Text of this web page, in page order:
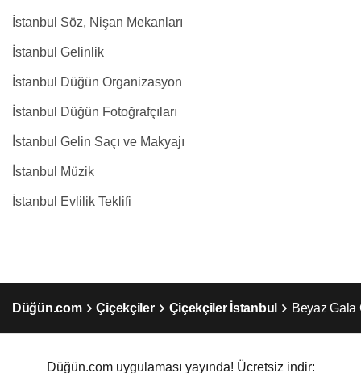
İstanbul Söz, Nişan Mekanları
İstanbul Gelinlik
İstanbul Düğün Organizasyon
İstanbul Düğün Fotoğrafçıları
İstanbul Gelin Saçı ve Makyajı
İstanbul Müzik
İstanbul Evlilik Teklifi
Düğün.com Çiçekçiler Çiçekçiler İstanbul Beyaz Gala
Düğün.com uygulaması yayında! Ücretsiz indir: